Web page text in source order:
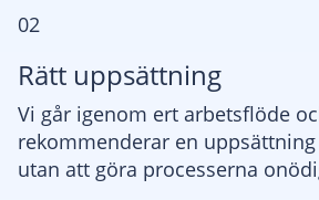
02
Rätt uppsättning
Vi går igenom ert arbetsflöde
rekommenderar en
utan att göra processerna